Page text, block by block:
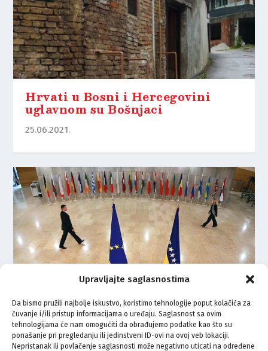
Upravljajte saglasnostima
Da bismo pružili najbolje iskustvo, koristimo tehnologije poput kolačića za
čuvanje i/ili pristup informacijama o uređaju. Saglasnost sa ovim
tehnologijama će nam omogućiti da obrađujemo podatke kao što su
ponašanje pri pregledanju ili jedinstveni ID-ovi na ovoj veb lokaciji.
Nepristanak ili povlačenje saglasnosti može negativno uticati na određene
Hrvati u Bosni i Hercegovini
uglavnom su Bošnjaci
25.06.2021.
Nevruz kao diplomatska prilika
za Bosnu i Hercegovinu